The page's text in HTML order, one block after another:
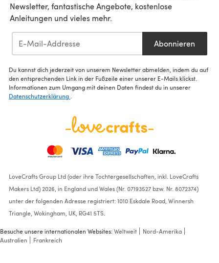
Newsletter, fantastische Angebote, kostenlose
Anleitungen und vieles mehr.
Abonnieren
Du kannst dich jederzeit von unserem Newsletter abmelden, indem du auf
den entsprechenden Link in der Fußzeile einer unserer E-Mails klickst.
Informationen zum Umgang mit deinen Daten findest du in unserer
Datenschutzerklärung
LoveCrafts Group Ltd (oder ihre Tochtergesellschaften, inkl. LoveCrafts
Makers Ltd) 2026, in England und Wales (Nr. 07193527 bzw. Nr. 8072374)
unter der folgenden Adresse registriert: 1010 Eskdale Road, Winnersh
Triangle, Wokingham, UK, RG41 5TS.
Besuche unsere internationalen Websites:Weltweit
Nord-Amerika
Australien
Frankreich